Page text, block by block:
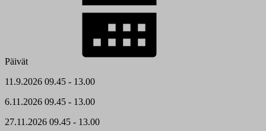
Päivät
11.9.2026 09.45 - 13.00
6.11.2026 09.45 - 13.00
27.11.2026 09.45 - 13.00